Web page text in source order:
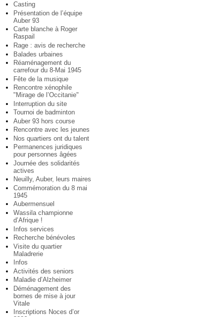
Casting
Présentation de l’équipe
Auber 93
Carte blanche à Roger
Raspail
Rage : avis de recherche
Balades urbaines
Réaménagement du
carrefour du 8-Mai 1945
Fête de la musique
Rencontre xénophile
"Mirage de l’Occitanie"
Interruption du site
Tournoi de badminton
Auber 93 hors course
Rencontre avec les jeunes
Nos quartiers ont du talent
Permanences juridiques
pour personnes âgées
Journée des solidarités
actives
Neuilly, Auber, leurs maires
Commémoration du 8 mai
1945
Aubermensuel
Wassila championne
d’Afrique !
Infos services
Recherche bénévoles
Visite du quartier
Maladrerie
Infos
Activités des seniors
Maladie d’Alzheimer
Déménagement des
bornes de mise à jour
Vitale
Inscriptions Noces d’or